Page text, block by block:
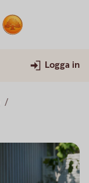
Logga in